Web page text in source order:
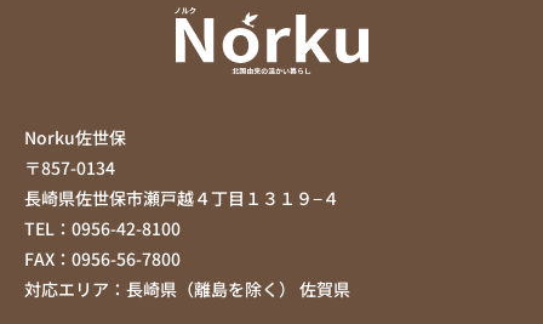
Norku佐世保
〒857-0134
長崎県佐世保市瀬戸越４丁目１３１９−４
TEL：0956-42-8100
FAX：0956-56-7800
対応エリア：長崎県（離島を除く） 佐賀県